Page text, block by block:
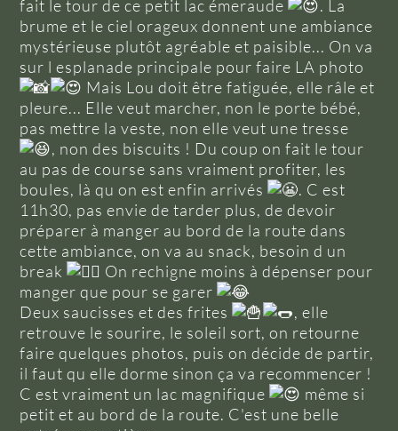
fait le tour de ce petit lac émeraude
. La
brume et le ciel orageux donnent une ambiance
mystérieuse plutôt agréable et paisible... On va
sur l esplanade principale pour faire LA photo
Mais Lou doit être fatiguée, elle râle et
pleure... Elle veut marcher, non le porte bébé,
pas mettre la veste, non elle veut une tresse
, non des biscuits ! Du coup on fait le tour
au pas de course sans vraiment profiter, les
boules, là qu on est enfin arrivés
. C est
11h30, pas envie de tarder plus, de devoir
préparer à manger au bord de la route dans
cette ambiance, on va au snack, besoin d un
break
On rechigne moins à dépenser pour
manger que pour se garer
Deux saucisses et des frites
, elle
retrouve le sourire, le soleil sort, on retourne
faire quelques photos, puis on décide de partir,
il faut qu elle dorme sinon ça va recommencer !
C est vraiment un lac magnifique
même si
petit et au bord de la route. C'est une belle